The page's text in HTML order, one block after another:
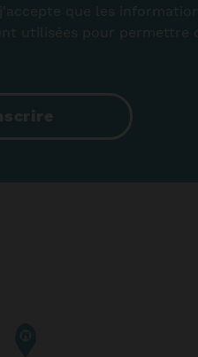
que les
utilisées pour permettre